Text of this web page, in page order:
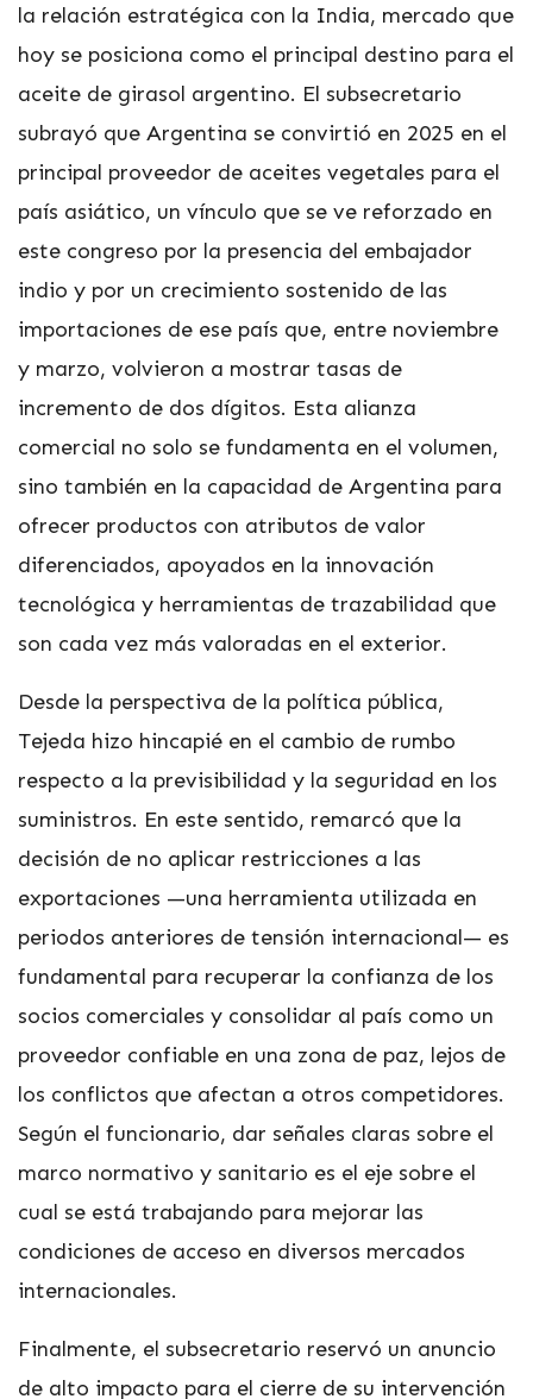
la relación estratégica con la India, mercado que
hoy se posiciona como el principal destino para el
aceite de girasol argentino. El subsecretario
subrayó que Argentina se convirtió en 2025 en el
principal proveedor de aceites vegetales para el
país asiático, un vínculo que se ve reforzado en
este congreso por la presencia del embajador
indio y por un crecimiento sostenido de las
importaciones de ese país que, entre noviembre
y marzo, volvieron a mostrar tasas de
incremento de dos dígitos. Esta alianza
comercial no solo se fundamenta en el volumen,
sino también en la capacidad de Argentina para
ofrecer productos con atributos de valor
diferenciados, apoyados en la innovación
tecnológica y herramientas de trazabilidad que
son cada vez más valoradas en el exterior.
Desde la perspectiva de la política pública,
Tejeda hizo hincapié en el cambio de rumbo
respecto a la previsibilidad y la seguridad en los
suministros. En este sentido, remarcó que la
decisión de no aplicar restricciones a las
exportaciones —una herramienta utilizada en
periodos anteriores de tensión internacional— es
fundamental para recuperar la confianza de los
socios comerciales y consolidar al país como un
proveedor confiable en una zona de paz, lejos de
los conflictos que afectan a otros competidores.
Según el funcionario, dar señales claras sobre el
marco normativo y sanitario es el eje sobre el
cual se está trabajando para mejorar las
condiciones de acceso en diversos mercados
internacionales.
Finalmente, el subsecretario reservó un anuncio
de alto impacto para el cierre de su intervención